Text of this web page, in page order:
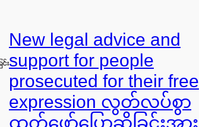
New legal advice and
support for people
prosecuted for their free
expression လွတ်လပ်စွာ
ထုတ်ဖော်ပြောဆိုခြင်းအား